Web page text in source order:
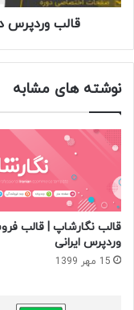
قالب وردپرس
نوشته های مشابه
قالب نگارشاپ | قالب
وردپرس ایرانی
15 مهر 1399